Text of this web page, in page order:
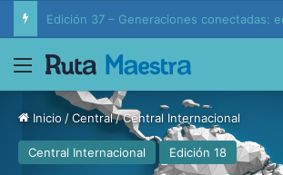
Menú
Inicio /Central/Central Internacional
Central Internacional Edición 18